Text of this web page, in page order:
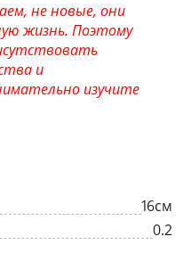
не новые, они
жизнь. Поэтому
и
изучите
16см
0.2